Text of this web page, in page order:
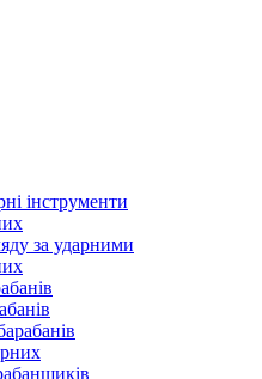
інструменти
за ударними